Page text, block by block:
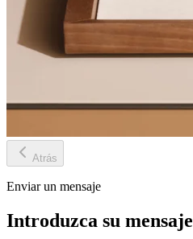
Atrás
Enviar un mensaje
Introduzca su mensaje